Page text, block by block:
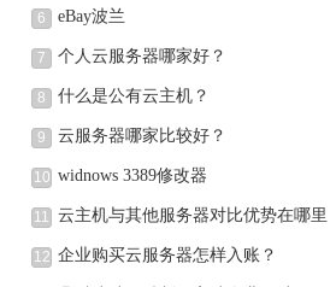
6 eBay波兰
7 个人云服务器哪家好？
8 什么是公有云主机？
9 云服务器哪家比较好？
10 widnows 3389修改器
11 云主机与其他服务器对比优势在哪里
12 企业购买云服务器怎样入账？